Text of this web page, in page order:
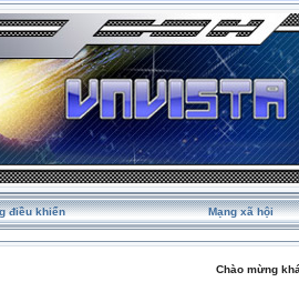
điều khiển Mạng xã hội
Chào mừng